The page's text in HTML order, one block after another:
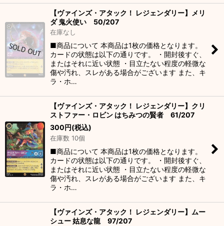
【ヴァインズ・アタック！ レジェンダリー】メリ
ダ 鬼火使い 50/207
在庫なし
■商品について 本商品は1枚の価格となります。
カードの状態は以下の通りです。 ・開封後すぐ、
またはそれに近い状態 ・目立たない程度の軽微な
傷や汚れ、スレがある場合がございます また、キ
ラ・ホ…
【ヴァインズ・アタック！ レジェンダリー】クリ
ストファー・ロビン はちみつの賢者 61/207
300円(税込)
在庫数 10個
■商品について 本商品は1枚の価格となります。
カードの状態は以下の通りです。 ・開封後すぐ、
またはそれに近い状態 ・目立たない程度の軽微な
傷や汚れ、スレがある場合がございます また、キ
ラ・ホ…
【ヴァインズ・アタック！ レジェンダリー】ムー
シュー 姑息な龍 97/207